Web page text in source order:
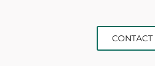
CONTACT